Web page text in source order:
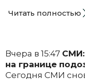
Читать полностью
Вчера в 15:47 СМИ:
на границе
Сегодня СМИ